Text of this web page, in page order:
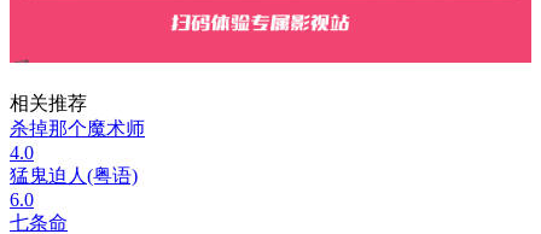
相关推荐
杀掉那个魔术师
4.0
猛鬼迫人(粤语)
6.0
七条命